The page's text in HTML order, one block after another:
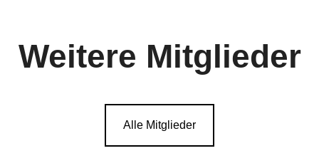
Weitere Mitglieder
Alle Mitglieder